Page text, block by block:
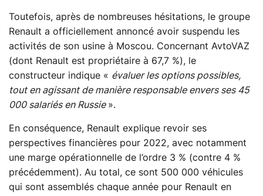
Toutefois, après de nombreuses hésitations, le groupe
Renault a officiellement annoncé avoir suspendu les
activités de son usine à Moscou. Concernant AvtoVAZ
(dont Renault est propriétaire à 67,7 %), le
constructeur indique « évaluer les options possibles,
tout en agissant de manière responsable envers ses 45
000 salariés en Russie ».
En conséquence, Renault explique revoir ses
perspectives financières pour 2022, avec notamment
une marge opérationnelle de l’ordre 3 % (contre 4 %
précédemment). Au total, ce sont 500 000 véhicules
qui sont assemblés chaque année pour Renault en